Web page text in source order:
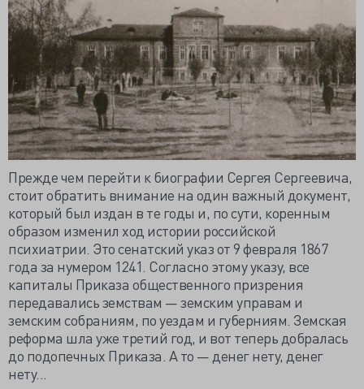
Прежде чем перейти к биографии Сергея Сергеевича,
стоит обратить внимание на один важный документ,
который был издан в те годы и, по сути, коренным
образом изменил ход истории российской
психиатрии. Это сенатский указ от 9 февраля 1867
года за нумером 1241. Согласно этому указу, все
капиталы Приказа общественного призрения
передавались земствам — земским управам и
земским собраниям, по уездам и губерниям. Земская
реформа шла уже третий год, и вот теперь добралась
до подопечных Приказа. А то — денег нету, денег
нету...